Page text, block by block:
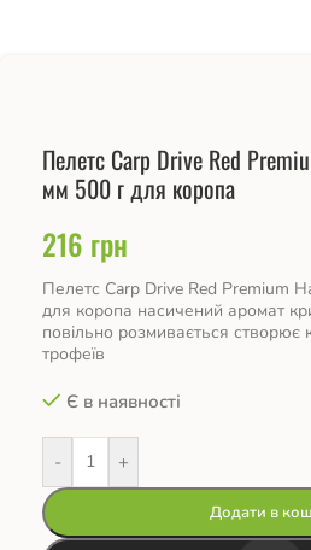
Пелетс Carp Drive Red
мм 500 г для коропа
216 грн
Пелетс Carp Drive Red Premium
для коропа насичений аромат
повільно розмивається створює
трофеїв
Є в наявності
- +
Додати в